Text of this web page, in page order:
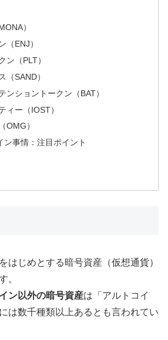
）
（ENJ）
ン（PLT）
（SAND）
ンショントークン（BAT）
ィー（IOST）
OMG）
ン事情：注目ポイント
はじめとする暗号資産（仮想通貨）
。
ン以外の暗号資産は「アルトコイ
は数千種類以上あるとも言われてい